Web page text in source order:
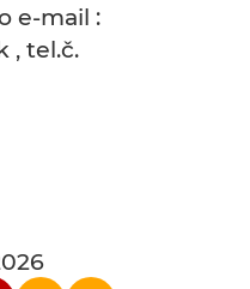
e-mail :
, tel.č.